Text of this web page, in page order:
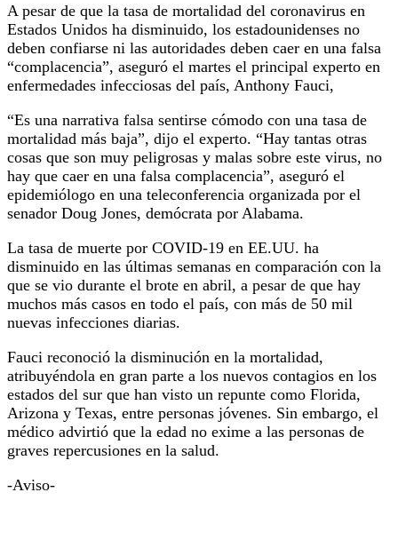
A pesar de que la tasa de mortalidad del coronavirus en
Estados Unidos ha disminuido, los estadounidenses no
deben confiarse ni las autoridades deben caer en una falsa
“complacencia”, aseguró el martes el principal experto en
enfermedades infecciosas del país, Anthony Fauci,
“Es una narrativa falsa sentirse cómodo con una tasa de
mortalidad más baja”, dijo el experto. “Hay tantas otras
cosas que son muy peligrosas y malas sobre este virus, no
hay que caer en una falsa complacencia”, aseguró el
epidemiólogo en una teleconferencia organizada por el
senador Doug Jones, demócrata por Alabama.
La tasa de muerte por COVID-19 en EE.UU. ha
disminuido en las últimas semanas en comparación con la
que se vio durante el brote en abril, a pesar de que hay
muchos más casos en todo el país, con más de 50 mil
nuevas infecciones diarias.
Fauci reconoció la disminución en la mortalidad,
atribuyéndola en gran parte a los nuevos contagios en los
estados del sur que han visto un repunte como Florida,
Arizona y Texas, entre personas jóvenes. Sin embargo, el
médico advirtió que la edad no exime a las personas de
graves repercusiones en la salud.
-Aviso-